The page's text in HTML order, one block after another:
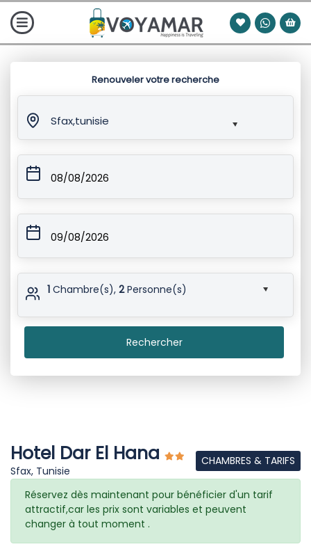
Renouveler votre recherche
Sfax,tunisie
08/08/2026
09/08/2026
1 Chambre(s),2Personne(s)
Rechercher
Hotel Dar El Hana
Sfax, Tunisie
CHAMBRES & TARIFS
Réservez dès maintenant pour bénéficier d'un tarif
attractif,car les prix sont variables et peuvent
changer à tout moment .